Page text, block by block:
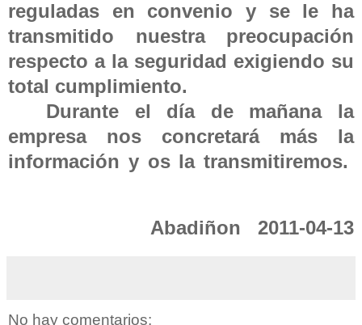
reguladas en convenio y se le ha
transmitido nuestra preocupación
respecto a la seguridad exigiendo su
total cumplimiento.
Durante el día de mañana la
empresa nos concretará más la
información y os la transmitiremos.
Abadiñon 2011-04-13
No hay comentarios: